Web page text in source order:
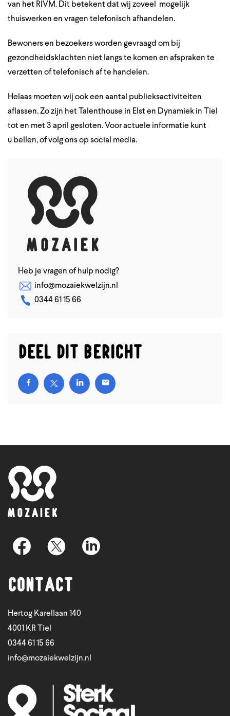
van het RIVM. Dit betekent dat wij zoveel mogelijk
thuiswerken en vragen telefonisch afhandelen.
Bewoners en bezoekers worden gevraagd om bij
gezondheidsklachten niet langs te komen en afspraken te
verzetten of telefonisch af te handelen.
Helaas moeten wij ook een aantal publieksactiviteiten
aflassen. Zo zijn het Talenthouse in Elst en Dynamiek in Tiel
tot en met 3 april gesloten. Voor actuele informatie kunt
u bellen, of volg ons op social media.
Heb je vragen of hulp nodig?
info@mozaiekwelzijn.nl
0344 61 15 66
Deel dit bericht
Contact
Hertog Karellaan 140
4001 KR Tiel
0344 61 15 66
info@mozaiekwelzijn.nl